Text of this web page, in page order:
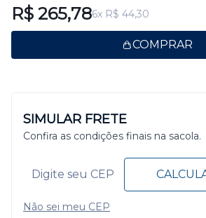
R$ 265,786x R$ 44,30
COMPRAR
SIMULAR FRETE
Confira as condições finais na sacola.
Não sei meu CEP